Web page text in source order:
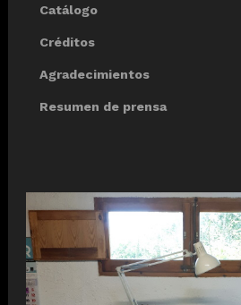
Catálogo
Créditos
Agradecimientos
Resumen de prensa